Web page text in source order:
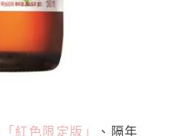
「紅色限定版」 、隔年